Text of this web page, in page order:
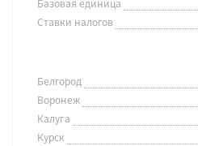
Базовая единица
Ставки налогов
Белгород
Воронеж
Калуга
Курск